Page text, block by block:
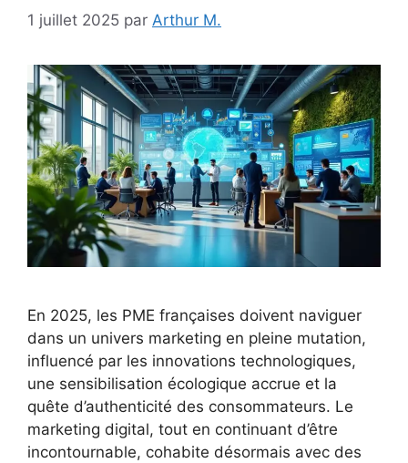
1 juillet 2025 par Arthur M.
En 2025, les PME françaises doivent naviguer
dans un univers marketing en pleine mutation,
influencé par les innovations technologiques,
une sensibilisation écologique accrue et la
quête d’authenticité des consommateurs. Le
marketing digital, tout en continuant d’être
incontournable, cohabite désormais avec des